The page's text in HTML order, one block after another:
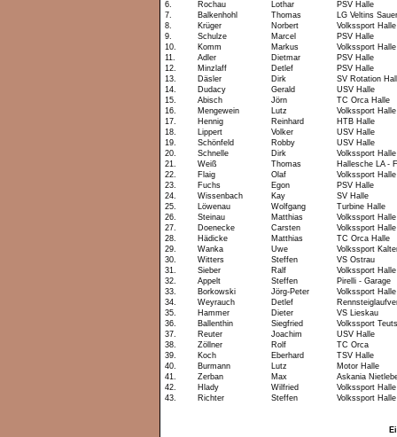
6.
Rochau Lothar
PSV Halle
7.
Balkenhohl Thomas
LG Veltins
8.
Krüger Norbert
Volkssport Halle
9.
Schulze Marcel
PSV Halle
10.
Komm Markus
Volkssport Halle
11.
Adler Dietmar
PSV Halle
12.
Minzlaff Detlef
PSV Halle
13.
Däsler Dirk
SV Rotation
14.
Dudacy Gerald
USV Halle
15.
Abisch Jörn
TC Orca Halle
16.
Mengewein Lutz
Volkssport Halle
17.
Hennig Reinhard
HTB Halle
18.
Lippert Volker
USV Halle
19.
Schönfeld Robby
USV Halle
20.
Schnelle Dirk
Volkssport Halle
21.
Weiß Thomas
Hallesche LA -
22.
Flaig Olaf
Volkssport Halle
23.
Fuchs Egon
PSV Halle
24.
Wissenbach Kay
SV Halle
25.
Löwenau Wolfgang
Turbine Halle
26.
Steinau Matthias
Volkssport Halle
27.
Doenecke Carsten
Volkssport Halle
28.
Hädicke Matthias
TC Orca Halle
29.
Wanka Uwe
Volkssport
30.
Witters Steffen
VS Ostrau
31.
Sieber Ralf
Volkssport Halle
32.
Appelt Steffen
Pirelli - Garage
33.
Borkowski Jörg-Peter
Volkssport Halle
34.
Weyrauch Detlef
35.
Hammer Dieter
VS Lieskau
36.
Ballenthin Siegfried
Volkssport
37.
Reuter Joachim
USV Halle
38.
Zöllner Rolf
TC Orca
39.
Koch Eberhard
TSV Halle
40.
Burmann Lutz
Motor Halle
41.
Zerban Max
Askania
42.
Hlady Wilfried
Volkssport Halle
43.
Richter Steffen Volkssport Halle